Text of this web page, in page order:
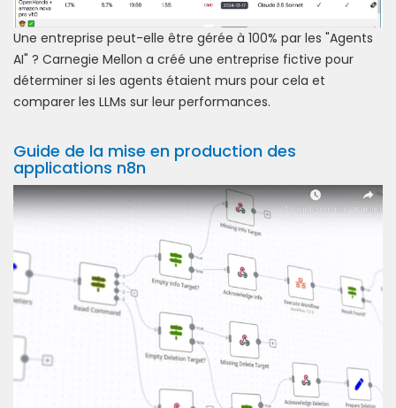
Une entreprise peut-elle être gérée à 100% par les "Agents
AI" ? Carnegie Mellon a créé une entreprise fictive pour
déterminer si les agents étaient murs pour cela et
comparer les LLMs sur leur performances.
Guide de la mise en production des
applications n8n